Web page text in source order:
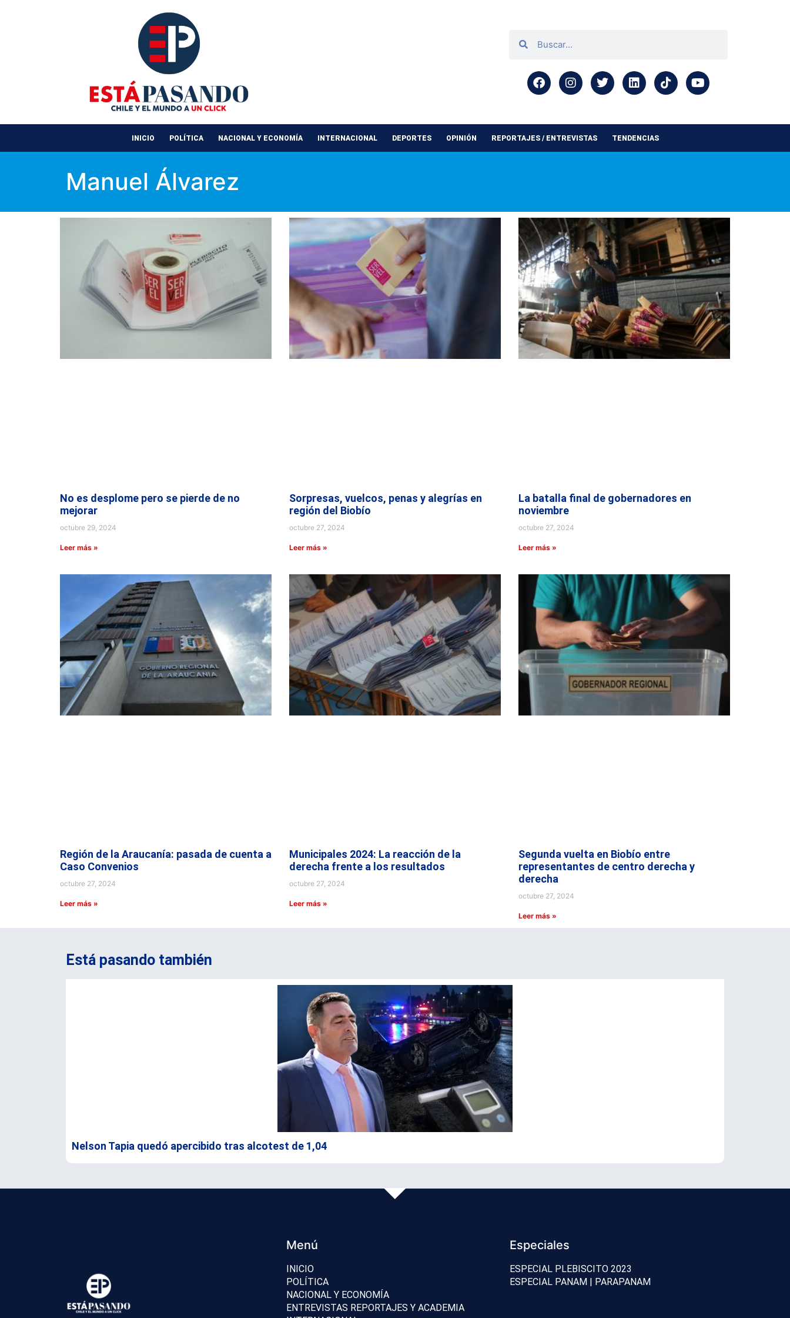
INICIO POLÍTICA NACIONAL Y ECONOMÍA INTERNACIONAL DEPORTES OPINIÓN REPORTAJES / ENTREVISTAS TENDENCIAS
Manuel Álvarez
No es desplome pero se pierde de no
mejorar
octubre 29, 2024
Leer más »
Sorpresas, vuelcos, penas y alegrías en
región del Biobío
octubre 27, 2024
Leer más »
La batalla final de gobernadores en
noviembre
octubre 27, 2024
Leer más »
Región de la Araucanía: pasada de cuenta a
Caso Convenios
octubre 27, 2024
Leer más »
Municipales 2024: La reacción de la
derecha frente a los resultados
octubre 27, 2024
Leer más »
Segunda vuelta en Biobío entre
representantes de centro derecha y
derecha
octubre 27, 2024
Leer más »
Está pasando también
Nelson Tapia quedó apercibido tras alcotest de 1,04
Menú
INICIO
POLÍTICA
NACIONAL Y ECONOMÍA
ENTREVISTAS REPORTAJES Y ACADEMIA
Especiales
ESPECIAL PLEBISCITO 2023
ESPECIAL PANAM | PARAPANAM